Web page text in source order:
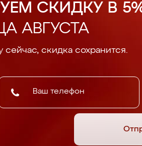
СКИДКУ В
АВГУСТА
сейчас, скидка сохранится.